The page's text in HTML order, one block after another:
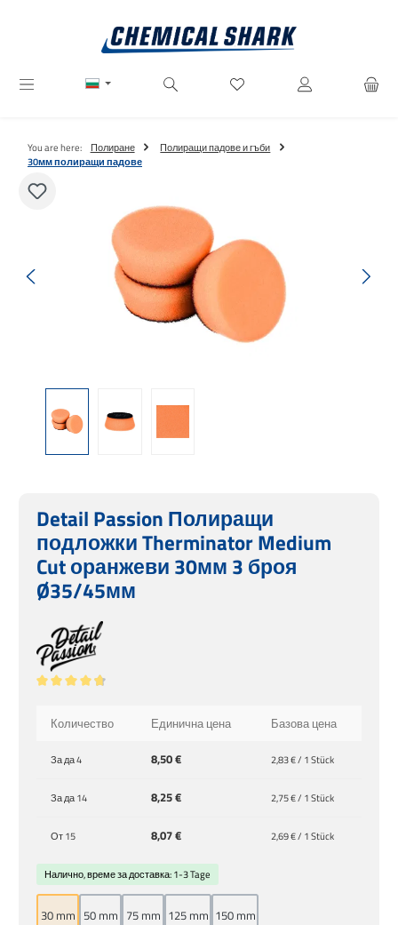
Имате 0 артикули от
You are here: Полиране
Полиращи падове и гъби
30мм полиращи падове
Пропуснете галерия с изображения
Detail Passion Полиращи
подложки Therminator Medium
Cut оранжеви 30мм 3 броя
Ø35/45мм
Количество
Единична цена Базова цена
За да4 8,50 € 2,83 € / 1 Stück
За да14 8,25 € 2,75 € / 1 Stück
От15 8,07 € 2,69 € / 1 Stück
Налично, време за доставка: 1-3 Tage
30 mm 50 mm 75 mm 125 mm 150 mm